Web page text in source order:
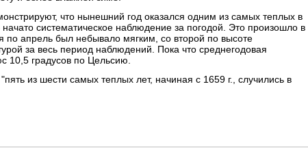
что нынешний год оказался одним из самых теплых в
систематическое наблюдение за погодой. Это произошло в
по апрель был небывало мягким, со второй по высоте
за весь период наблюдений. Пока что среднегодовая
10,5 градусов по Цельсию.
из шести самых теплых лет, начиная с 1659 г., случились в